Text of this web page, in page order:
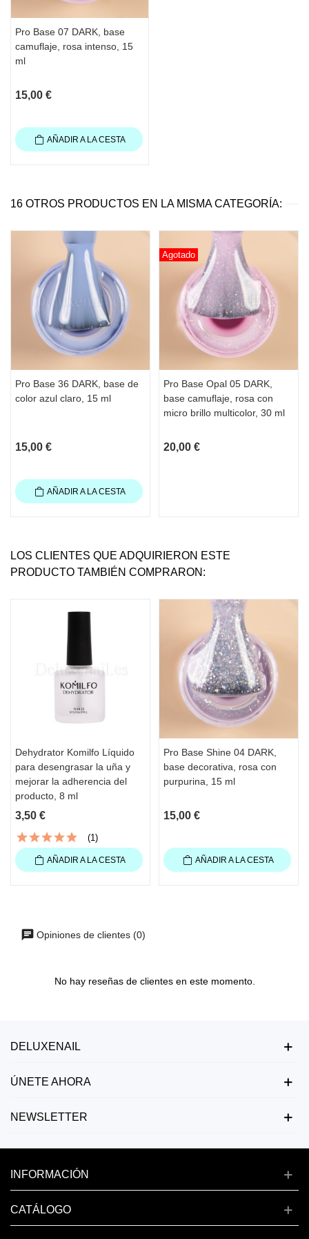
una crema o aceite para cutículas
Hidrate las manos
Contenido: 15 ml
Pro Base 07 DARK, base
camuflaje, rosa intenso, 15
ml
15,00 €
AÑADIR A LA CESTA
16 OTROS PRODUCTOS EN LA MISMA CATEGORÍA:
Pro Base 36 DARK, base de
color azul claro, 15 ml
15,00 €
AÑADIR A LA CESTA
Agotado
Pro Base Opal 05 DARK,
base camuflaje, rosa con
micro brillo multicolor, 30 ml
20,00 €
LOS CLIENTES QUE ADQUIRIERON ESTE
PRODUCTO TAMBIÉN COMPRARON:
Dehydrator Komilfo Líquido
para desengrasar la uña y
mejorar la adherencia del
producto, 8 ml
3,50 €
(1)
AÑADIR A LA CESTA
Pro Base Shine 04 DARK,
base decorativa, rosa con
purpurina, 15 ml
15,00 €
AÑADIR A LA CESTA
Opiniones de clientes (0)
No hay reseñas de clientes en este momento.
DELUXENAIL
ÚNETE AHORA
NEWSLETTER
INFORMACIÓN
CATÁLOGO